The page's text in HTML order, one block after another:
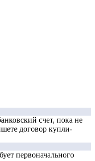
счет, пока не
договор купли-
первоначального